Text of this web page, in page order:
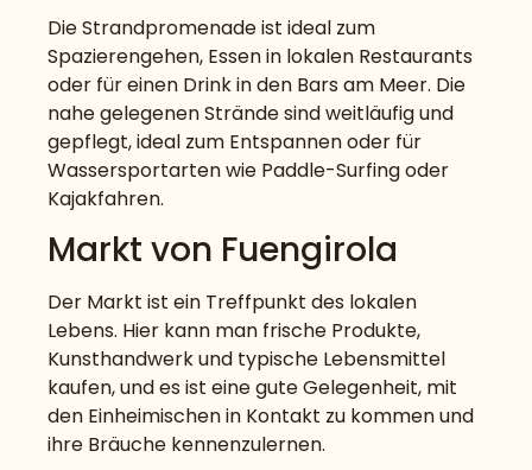
Die Strandpromenade ist ideal zum
Spazierengehen, Essen in lokalen Restaurants
oder für einen Drink in den Bars am Meer. Die
nahe gelegenen Strände sind weitläufig und
gepflegt, ideal zum Entspannen oder für
Wassersportarten wie Paddle-Surfing oder
Kajakfahren.
Markt von Fuengirola
Der Markt ist ein Treffpunkt des lokalen
Lebens. Hier kann man frische Produkte,
Kunsthandwerk und typische Lebensmittel
kaufen, und es ist eine gute Gelegenheit, mit
den Einheimischen in Kontakt zu kommen und
ihre Bräuche kennenzulernen.